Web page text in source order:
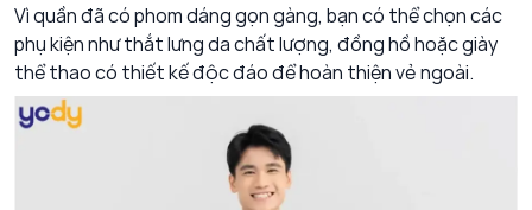
Vì quần đã có phom dáng gọn gàng, bạn có thể chọn các
phụ kiện như thắt lưng da chất lượng, đồng hồ hoặc giày
thể thao có thiết kế độc đáo để hoàn thiện vẻ ngoài.